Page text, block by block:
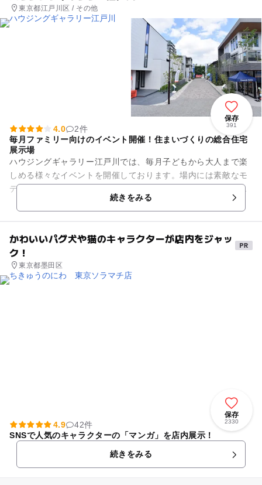
東京都江戸川区 / その他
保存
391
4.0
2件
毎月ファミリー向けのイベント開催！住まいづくりの総合住宅
展示場
ハウジングギャラリー江戸川では、毎月子どもから大人まで楽
しめる様々なイベントを開催しております。場内には素敵なモ
デルハウスがたくさん並んでおり、一流メーカーの最新の住宅
を、実際に見て、触れて、聞...続きをみる
かわいいパグ犬や猫のキャラクターが店内をジャッ
ク！
東京都墨田区
保存
2330
4.9
42件
SNSで人気のキャラクターの「マンガ」を店内展示！
続きをみる